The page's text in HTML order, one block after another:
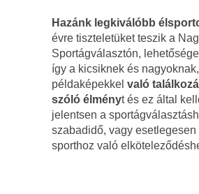
Hazánk legkiválóbb
évre tiszteletüket teszik a
Sportágválasztón,
így a kicsiknek és
példaképekkel való
szóló élményt és ez által
jelentsen a
szabadidő, vagy esetlegesen
sporthoz való